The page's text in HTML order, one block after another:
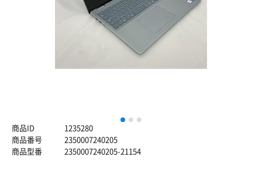
1 2
商品ID
1235280
商品番号
2350007240205
商品型番
2350007240205-21154